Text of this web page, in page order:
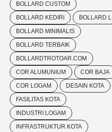
BOLLARD CUSTOM
BOLLARD KEDIRI
BOLLARD L
BOLLARD MINIMALIS
BOLLARD TERBAIK
BOLLARDTROTOAR.COM
COR ALUMUNIUM
COR BAJA
COR LOGAM
DESAIN KOTA
FASILITAS KOTA
INDUSTRI LOGAM
INFRASTRUKTUR KOTA